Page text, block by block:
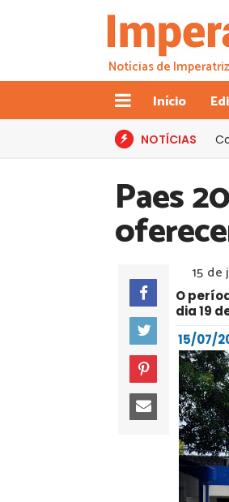
Notícias de
Início
NOTÍCIAS
Paes
15 de
O
dia 19
15/07/